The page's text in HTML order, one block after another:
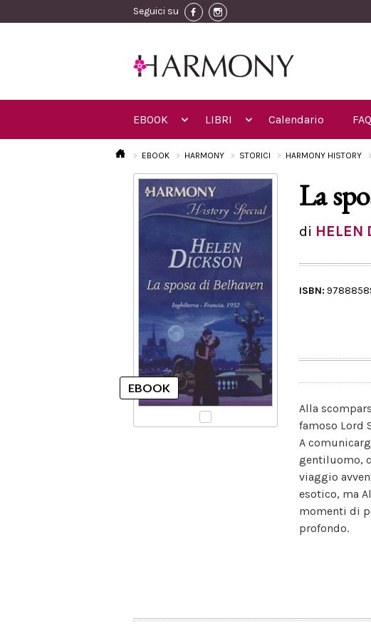
Seguici su
EBOOK LIBRI Calendario FAQ
EBOOK HARMONY STORICI HARMONY HISTORY
La
di HELEN
ISBN:
Alla
famoso Lord
A
gentiluomo,
viaggio
esotico, ma
momenti di
profondo.